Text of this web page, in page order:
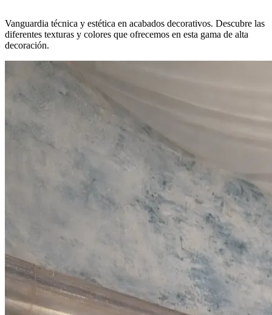
Vanguardia técnica y estética en acabados decorativos. Descubre las
diferentes texturas y colores que ofrecemos en esta gama de alta
decoración.